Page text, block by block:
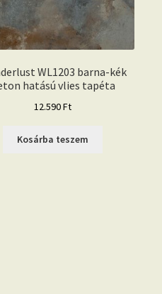
WL1203 barna-kék
hatású vlies tapéta
12.590Ft
Kosárba teszem